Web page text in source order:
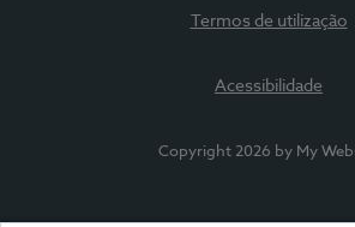
Termos de utilização
Acessibilidade
Copyright 2026 by My